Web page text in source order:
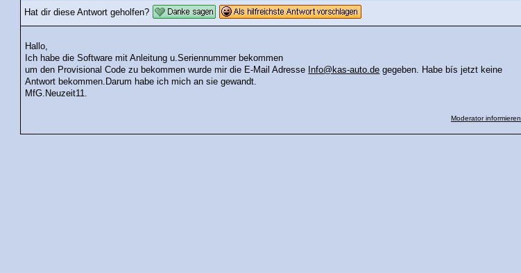
Hat dir diese Antwort geholfen?
Hallo,
Ich habe die Software mit Anleitung u.Seriennummer bekommen
um den Provisional Code zu bekommen wurde mir die E-Mail Adresse Info@kas-auto.de gegeben. Habe bís jetzt keine
Antwort bekommen.Darum habe ich mich an sie gewandt.
MfG.Neuzeit11.
Moderator informieren